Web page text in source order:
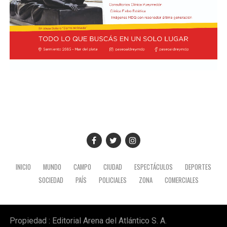
INICIO MUNDO CAMPO CIUDAD ESPECTÁCULOS
DEPORTES
SOCIEDAD
PAÍS POLICIALES ZONA COMERCIALES
Propiedad : Editorial Arena del Atlántico S. A.